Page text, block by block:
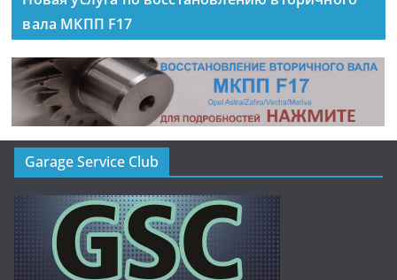
вала МКПП F17
Garage Service Club